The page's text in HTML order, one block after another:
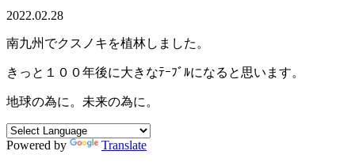
2022.02.28
南九州でクスノキを植林しました。
きっと１００年後に大きなﾃｰﾌﾞﾙになると思います。
地球の為に。未来の為に。
Powered by Translate